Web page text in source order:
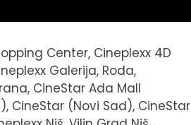
Center, Cineplexx 4D
Galerija, Roda,
CineStar Ada Mall
CineStar (Novi Sad), CineStar